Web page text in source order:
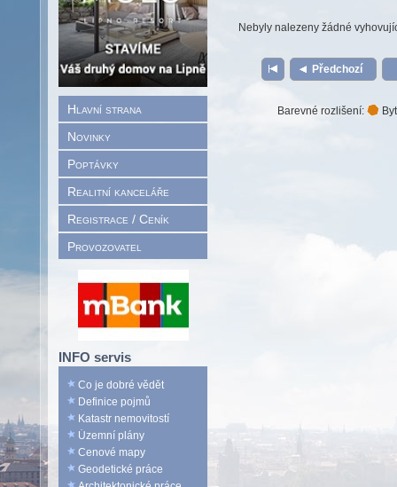
Hlavní strana
Novinky
Poptávky
Realitní kanceláře
Registrace / Ceník
Provozovatel
INFO servis
Co je dobré vědět
Definice pojmů
Katastr nemovitostí
Územní plány
Cenové mapy
Geodetické práce
Nebyly nalezeny žádné
Předchozí
Barevné rozlišení: